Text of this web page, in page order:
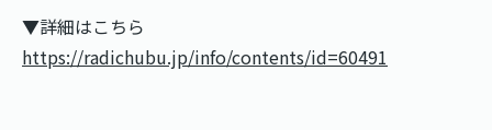
▼詳細はこちら
https://radichubu.jp/info/contents/id=60491